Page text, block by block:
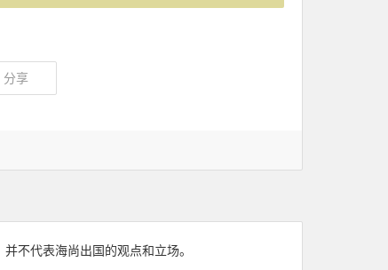
分享
不代表海尚出国的观点和立场。